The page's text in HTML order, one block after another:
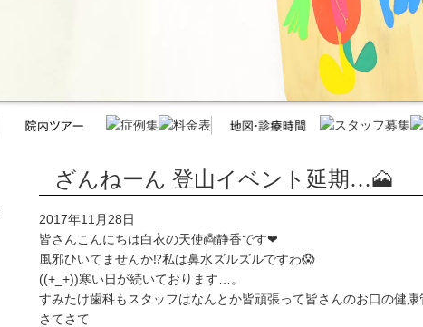
ざんねーん 登山イベント延期…🗻
2017年11月28日
皆さんこんにちは白衣の天使👼静香です❤
風邪ひいてませんか⁉私は鼻水ズルズルですわ😱
((+_+))寒い日が続いております…。
すみたけ歯科もスタッフはなんとか皆頑張って皆さんのお口の健
さてさて